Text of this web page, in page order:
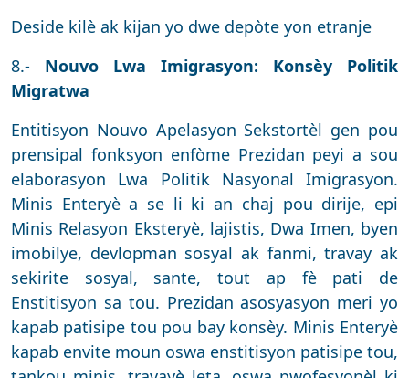
Deside kilè ak kijan yo dwe depòte yon etranje
8.- Nouvo Lwa Imigrasyon: Konsèy Politik
Migratwa
Entitisyon Nouvo Apelasyon Sekstortèl gen pou
prensipal fonksyon enfòme Prezidan peyi a sou
elaborasyon Lwa Politik Nasyonal Imigrasyon.
Minis Enteryè a se li ki an chaj pou dirije, epi
Minis Relasyon Eksteryè, lajistis, Dwa Imen, byen
imobilye, devlopman sosyal ak fanmi, travay ak
sekirite sosyal, sante, tout ap fè pati de
Enstitisyon sa tou. Prezidan asosyasyon meri yo
kapab patisipe tou pou bay konsèy. Minis Enteryè
kapab envite moun oswa enstitisyon patisipe tou,